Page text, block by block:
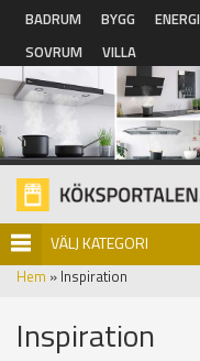
Hoppa till huvudinnehåll
BADRUM BYGG ENERGI
SOVRUM
VILLA
VÄLJ KATEGORI
Hem » Inspiration
Inspiration